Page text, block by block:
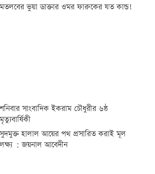
মতলবের ভুয়া ডাক্তার ওমর ফারুকের যত কান্ড!
শনিবার সাংবাদিক ইকরাম চৌধুরীর ৬ষ্ঠ
মৃত্যুবার্ষিকী
সুদমুক্ত হালাল আয়ের পথ প্রসারিত করাই মূল
লক্ষ্য : জয়নাল আবেদীন